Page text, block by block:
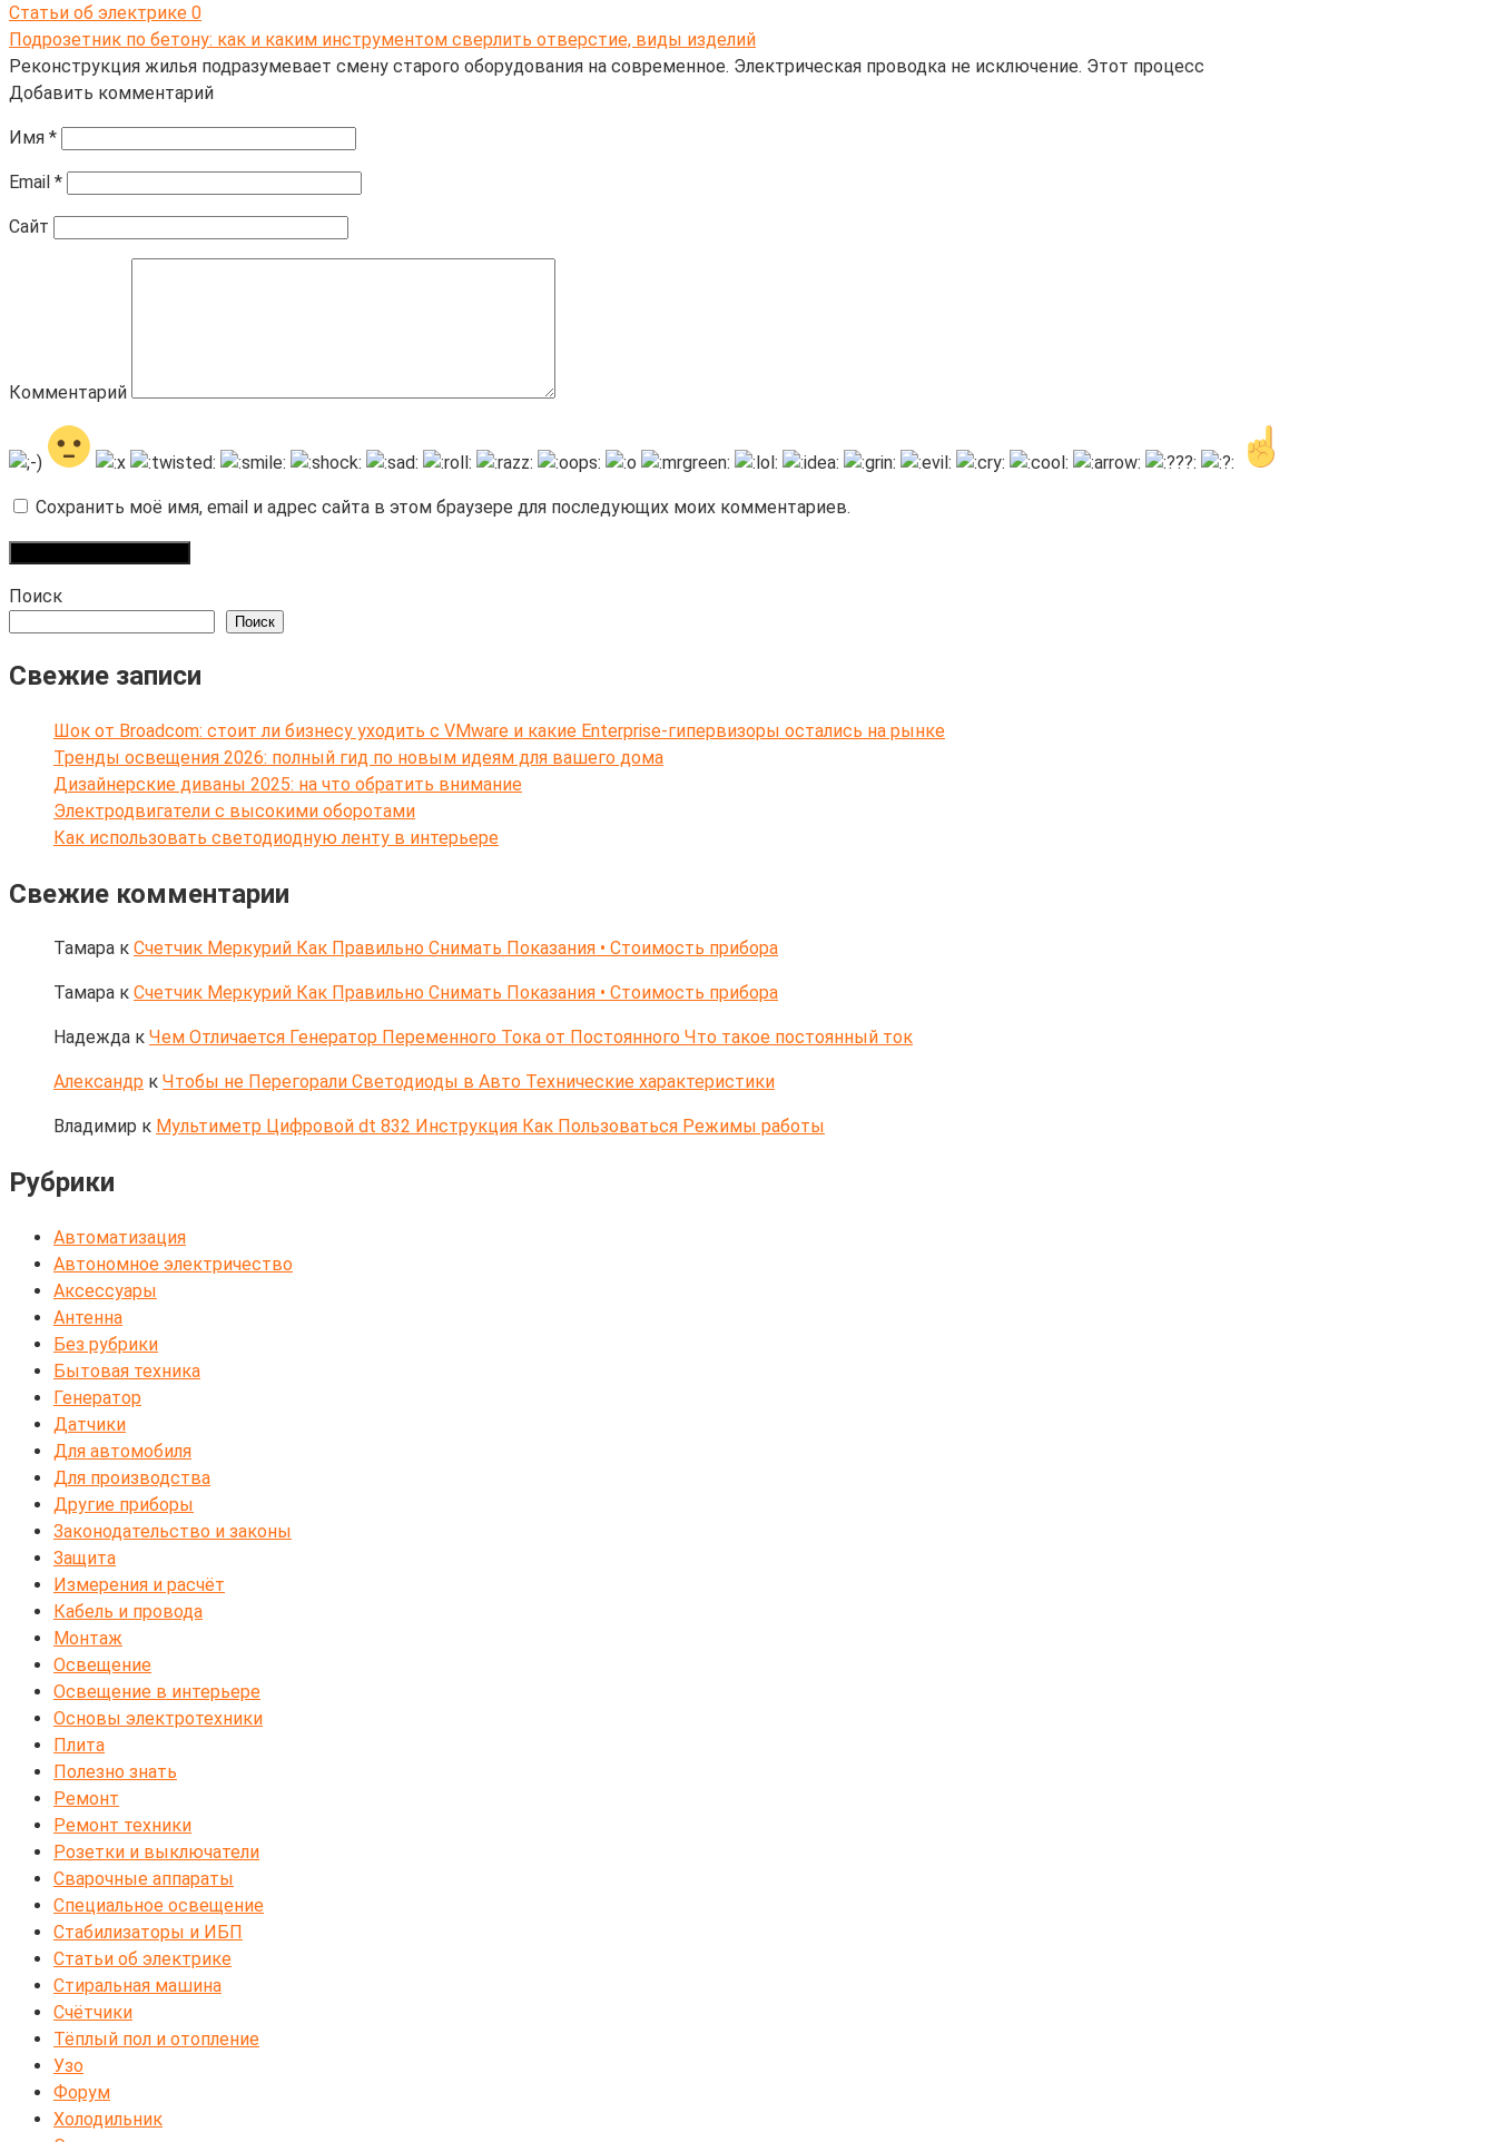
Статьи об электрике 0
Подрозетник по бетону: как и каким инструментом сверлить отверстие, виды изделий
Реконструкция жилья подразумевает смену старого оборудования на современное. Электрическая проводка не исключение. Этот процесс
Добавить комментарий
Имя *
Email *
Сайт
Комментарий
Сохранить моё имя, email и адрес сайта в этом браузере для последующих моих комментариев.
Поиск
Поиск
Свежие записи
Шок от Broadcom: стоит ли бизнесу уходить с VMware и какие Enterprise-гипервизоры остались на рынке
Тренды освещения 2026: полный гид по новым идеям для вашего дома
Дизайнерские диваны 2025: на что обратить внимание
Электродвигатели с высокими оборотами
Как использовать светодиодную ленту в интерьере
Свежие комментарии
Тамара к Счетчик Меркурий Как Правильно Снимать Показания • Стоимость прибора
Тамара к Счетчик Меркурий Как Правильно Снимать Показания • Стоимость прибора
Надежда к Чем Отличается Генератор Переменного Тока от Постоянного Что такое постоянный ток
Александр к Чтобы не Перегорали Светодиоды в Авто Технические характеристики
Владимир к Мультиметр Цифровой dt 832 Инструкция Как Пользоваться Режимы работы
Рубрики
Автоматизация
Автономное электричество
Аксессуары
Антенна
Без рубрики
Бытовая техника
Генератор
Датчики
Для автомобиля
Для производства
Другие приборы
Законодательство и законы
Защита
Измерения и расчёт
Кабель и провода
Монтаж
Освещение
Освещение в интерьере
Основы электротехники
Плита
Полезно знать
Ремонт
Ремонт техники
Розетки и выключатели
Сварочные аппараты
Специальное освещение
Стабилизаторы и ИБП
Статьи об электрике
Стиральная машина
Счётчики
Тёплый пол и отопление
Узо
Форум
Холодильник